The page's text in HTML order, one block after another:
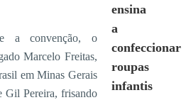
a convenção, o
Marcelo Freitas,
em Minas Gerais
Gil Pereira, frisando
ensina
a
confeccionar
roupas
infantis